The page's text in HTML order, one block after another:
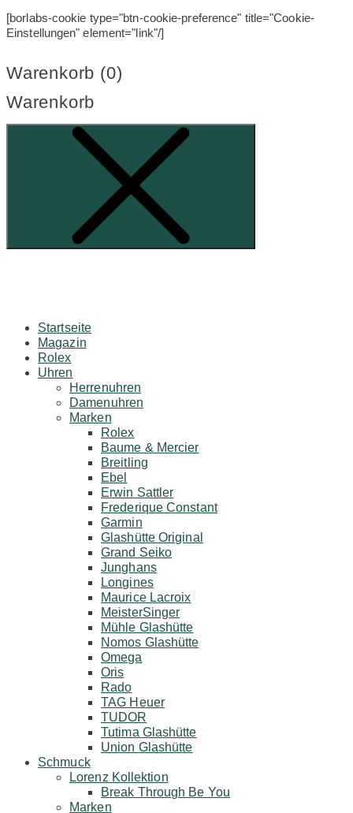
[borlabs-cookie type="btn-cookie-preference" title="Cookie-
Einstellungen" element="link"/]
Warenkorb (0)
Warenkorb
Startseite
Magazin
Rolex
Uhren
Herrenuhren
Damenuhren
Marken
Rolex
Baume & Mercier
Breitling
Ebel
Erwin Sattler
Frederique Constant
Garmin
Glashütte Original
Grand Seiko
Junghans
Longines
Maurice Lacroix
MeisterSinger
Mühle Glashütte
Nomos Glashütte
Omega
Oris
Rado
TAG Heuer
TUDOR
Tutima Glashütte
Union Glashütte
Schmuck
Lorenz Kollektion
Break Through Be You
Marken